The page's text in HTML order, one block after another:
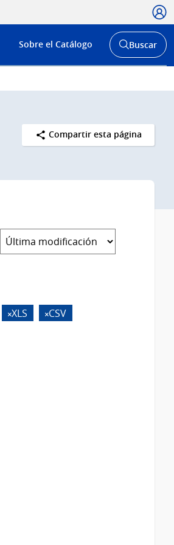
Menú
de
Sobre el Catálogo
Abrir
buscador
Buscar
Compartir esta página
XLS
CSV